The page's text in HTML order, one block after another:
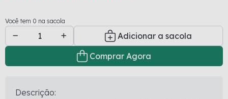
Você tem 0 na sacola
Adicionar a sacola
Comprar Agora
Descrição: